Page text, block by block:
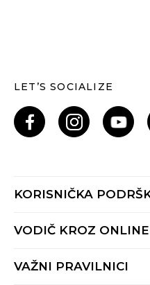
LET’S SOCIALIZE
KORISNIČKA
Provjeri status porudžbine
VODIČ KROZ
Načini isporuke
VAŽNI PRAVILNICI